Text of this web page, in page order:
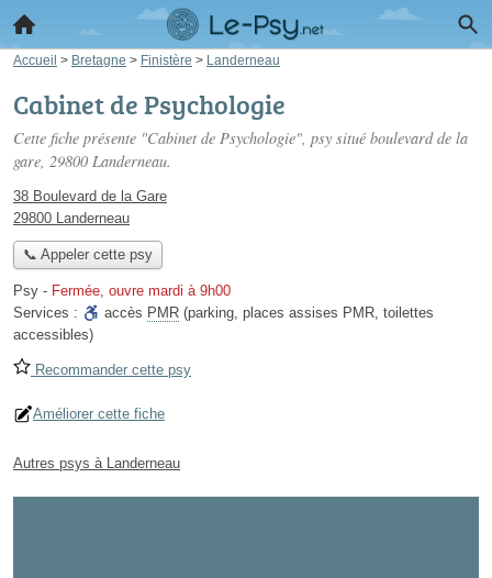
Accueil > Bretagne > Finistère > Landerneau
Cabinet de Psychologie
Cette fiche présente "Cabinet de Psychologie", psy situé boulevard de la
gare, 29800 Landerneau.
38 Boulevard de la Gare
29800 Landerneau
📞 Appeler cette psy
Psy - Fermée, ouvre mardi à 9h00
Services :
accès PMR (parking, places assises PMR, toilettes
accessibles)
Recommander cette psy
Améliorer cette fiche
Autres psys à Landerneau